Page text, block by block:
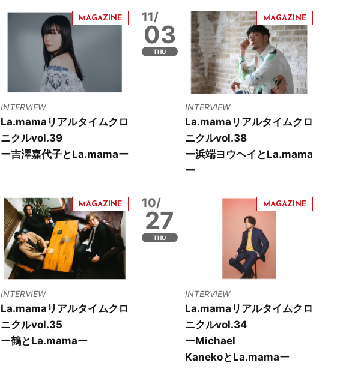
INTERVIEW
La.mamaリアルタイムクロ
ニクルvol.39
ー吉澤嘉代子とLa.mamaー
11/
03
THU
INTERVIEW
La.mamaリアルタイムクロ
ニクルvol.38
ー浜端ヨウヘイとLa.mama
ー
INTERVIEW
La.mamaリアルタイムクロ
ニクルvol.35
ー鶴とLa.mamaー
10/
27
THU
INTERVIEW
La.mamaリアルタイムクロ
ニクルvol.34
ーMichael
KanekoとLa.mamaー